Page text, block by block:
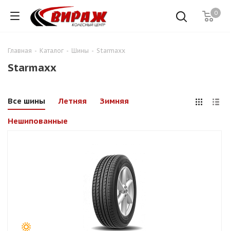
0
Главная - Каталог - Шины - Starmaxx
Starmaxx
Все шины Летняя Зимняя
Нешипованные